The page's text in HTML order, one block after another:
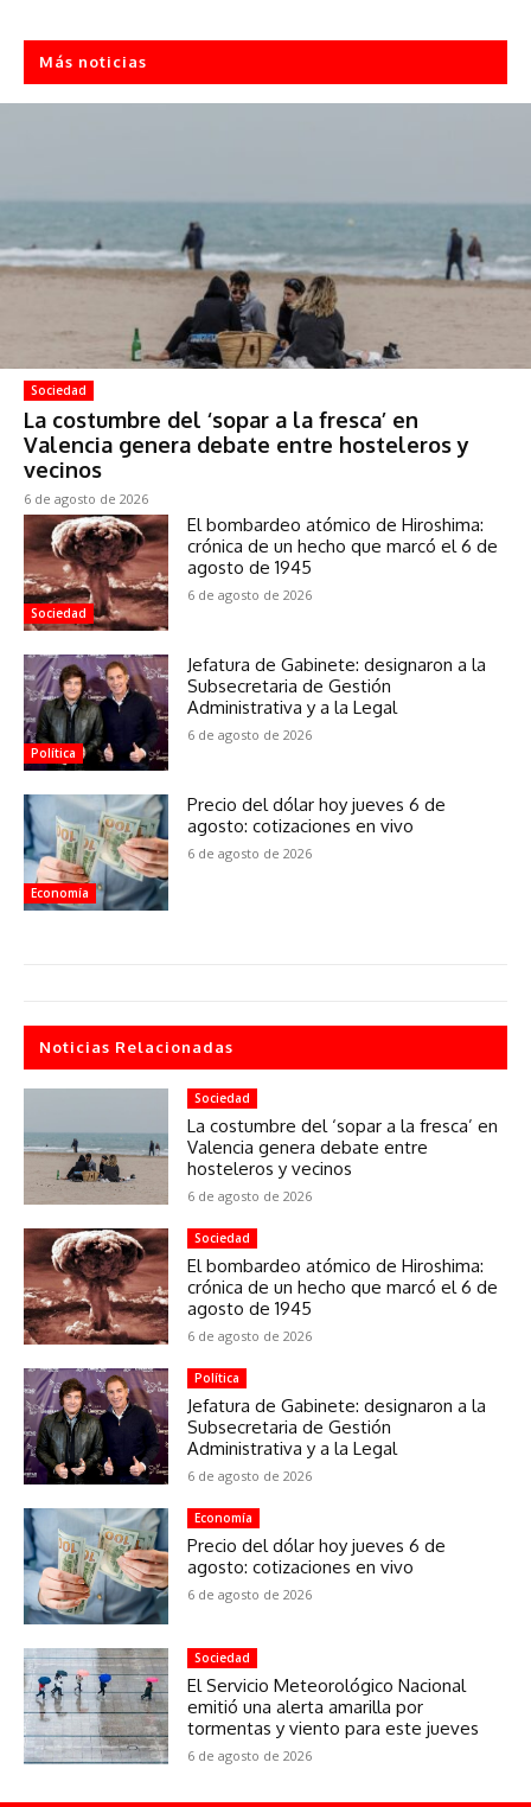
Más noticias
Sociedad
La costumbre del ‘sopar a la fresca’ en
Valencia genera debate entre hosteleros y
vecinos
6 de agosto de 2026
Sociedad
El bombardeo atómico de Hiroshima:
crónica de un hecho que marcó el 6 de
agosto de 1945
6 de agosto de 2026
Política
Jefatura de Gabinete: designaron a la
Subsecretaria de Gestión
Administrativa y a la Legal
6 de agosto de 2026
Economía
Precio del dólar hoy jueves 6 de
agosto: cotizaciones en vivo
6 de agosto de 2026
Noticias Relacionadas
Sociedad
La costumbre del ‘sopar a la fresca’ en
Valencia genera debate entre
hosteleros y vecinos
6 de agosto de 2026
Sociedad
El bombardeo atómico de Hiroshima:
crónica de un hecho que marcó el 6 de
agosto de 1945
6 de agosto de 2026
Política
Jefatura de Gabinete: designaron a la
Subsecretaria de Gestión
Administrativa y a la Legal
6 de agosto de 2026
Economía
Precio del dólar hoy jueves 6 de
agosto: cotizaciones en vivo
6 de agosto de 2026
Sociedad
El Servicio Meteorológico Nacional
emitió una alerta amarilla por
tormentas y viento para este jueves
6 de agosto de 2026